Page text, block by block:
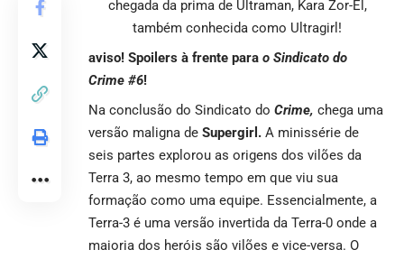
chegada da prima de Ultraman, Kara Zor-El,
também conhecida como Ultragirl!
aviso! Spoilers à frente para o Sindicato do
Crime #6!
Na conclusão do Sindicato do Crime, chega uma
versão maligna de Supergirl. A minissérie de
seis partes explorou as origens dos vilões da
Terra 3, ao mesmo tempo em que viu sua
formação como uma equipe. Essencialmente, a
Terra-3 é uma versão invertida da Terra-0 onde a
maioria dos heróis são vilões e vice-versa. O